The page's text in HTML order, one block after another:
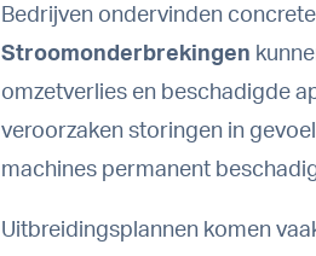
Bedrijven ondervinden
Stroomonderbrekingen
omzetverlies en beschadigde
veroorzaken storingen in
machines permanent
Uitbreidingsplannen komen